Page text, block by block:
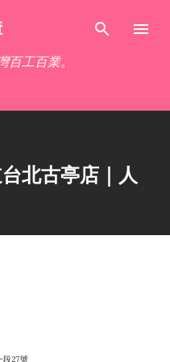
容
工百業。
北古亭店｜人
段27號